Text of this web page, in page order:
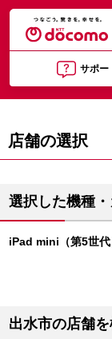
サポー
店舗の選択
選択した機種
iPad mini（第5世
出水市の店舗